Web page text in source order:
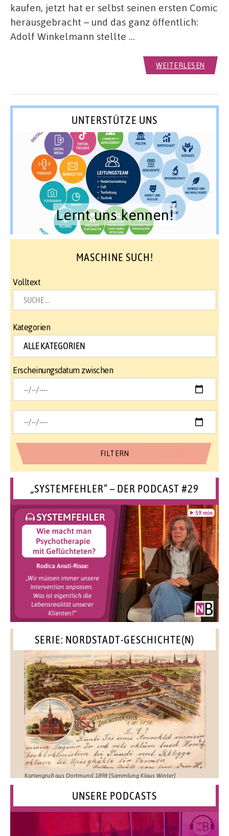
kaufen, jetzt hat er selbst seinen ersten Comic
herausgebracht – und das ganz öffentlich:
Adolf Winkelmann stellte …
WEITERLESEN
UNTERSTÜTZE UNS
Lernt uns kennen!
MASCHINE SUCH!
Volltext
Kategorien
Erscheinungsdatum zwischen
„SYSTEMFEHLER“ – DER PODCAST #29
SERIE: NORDSTADT-GESCHICHTE(N)
Kartengruß aus Dortmund 1898 (Sammlung Klaus Winter)
UNSERE PODCASTS